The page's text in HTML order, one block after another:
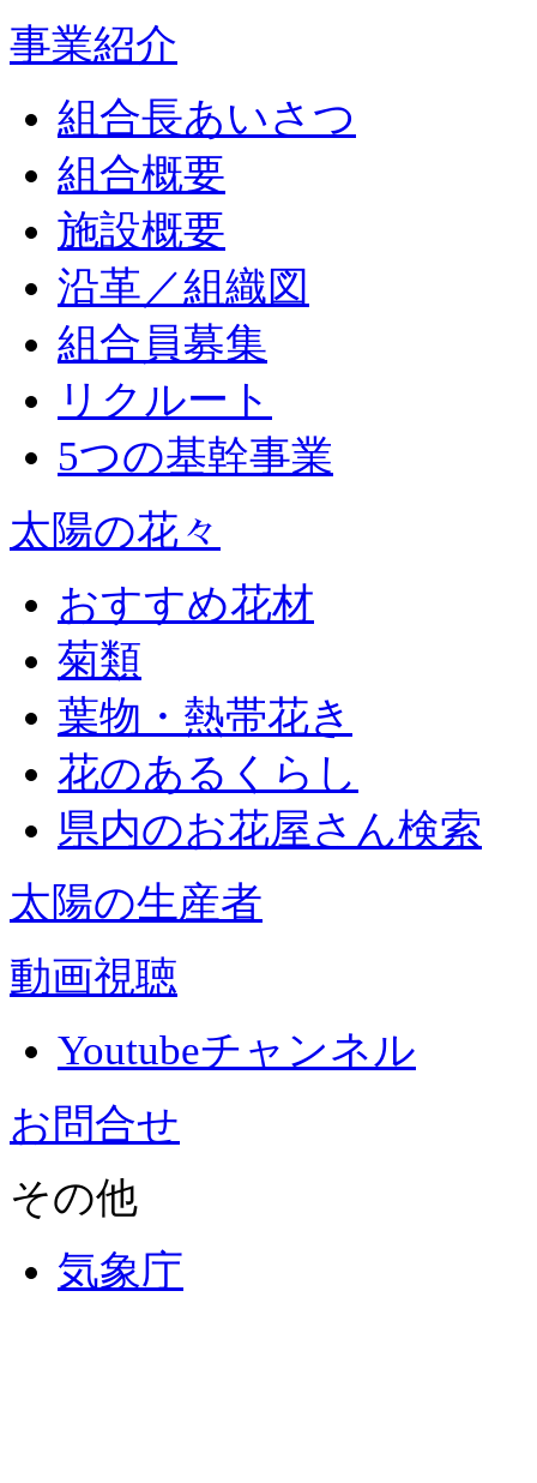
事業紹介
組合長あいさつ
組合概要
施設概要
沿革／組織図
組合員募集
リクルート
5つの基幹事業
太陽の花々
おすすめ花材
菊類
葉物・熱帯花き
花のあるくらし
県内のお花屋さん検索
太陽の生産者
動画視聴
Youtubeチャンネル
お問合せ
その他
気象庁